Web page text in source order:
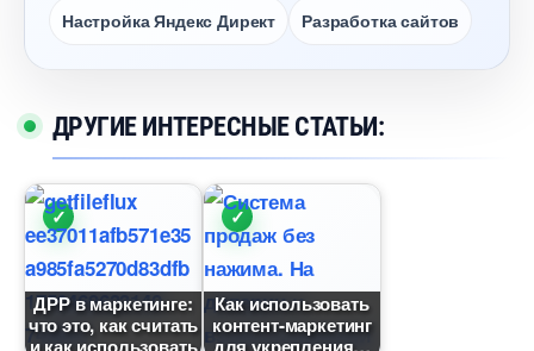
Настройка Яндекс Директ Разработка сайто
ДРУГИЕ ИНТЕРЕСНЫЕ СТАТЬИ:
ДРР в маркетинге:
что это, как считать
Как использовать
контент-маркетин